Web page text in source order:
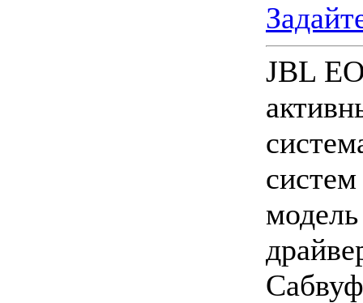
JBL